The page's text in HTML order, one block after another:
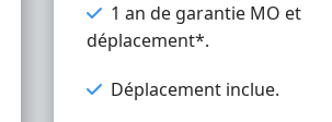
1 an de garantie MO et
déplacement*.
Déplacement inclue.